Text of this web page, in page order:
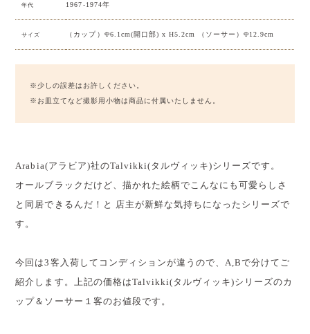
年代 1967-1974年
サイズ （カップ）Φ6.1cm(開口部) x H5.2cm （ソーサー）Φ12.9cm
※少しの誤差はお許しください。
※お皿立てなど撮影用小物は商品に付属いたしません。
Arabia(アラビア)社のTalvikki(タルヴィッキ)シリーズです。
オールブラックだけど、描かれた絵柄でこんなにも可愛らしさ
と同居できるんだ！と 店主が新鮮な気持ちになったシリーズで
す。
今回は3客入荷してコンディションが違うので、A,Bで分けてご
紹介します。上記の価格はTalvikki(タルヴィッキ)シリーズのカ
ップ＆ソーサー１客のお値段です。